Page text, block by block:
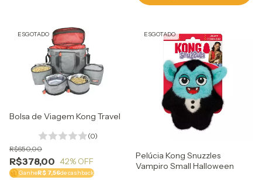
ESGOTADO
Bolsa de Viagem Kong Travel
(0)
R$378,00
R$650,00
42% OFF
GanheR$ 7,56de cashback
ESGOTADO
Pelúcia Kong Snuzzles
Vampiro Small Halloween